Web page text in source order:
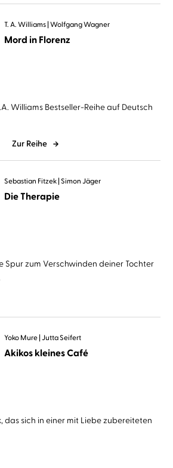
T. A. Williams Wolfgang Wagner
Mord in Florenz
Williams Bestseller-Reihe auf Deutsch
Zur Reihe
Sebastian Fitzek Simon Jäger
Die Therapie
Spur zum Verschwinden deiner Tochter
Yoko Mure Jutta Seifert
Akikos kleines Café
das sich in einer mit Liebe zubereiteten